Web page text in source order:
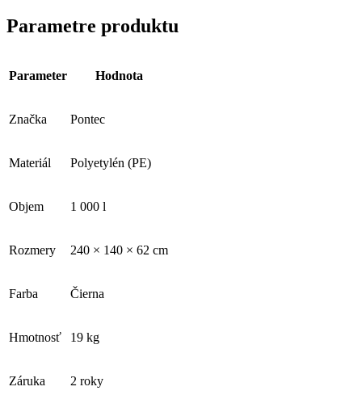
Parametre produktu
Parameter Hodnota
Značka Pontec
Materiál Polyetylén (PE)
Objem 1 000 l
Rozmery 240 × 140 × 62 cm
Farba Čierna
Hmotnosť 19 kg
Záruka 2 roky